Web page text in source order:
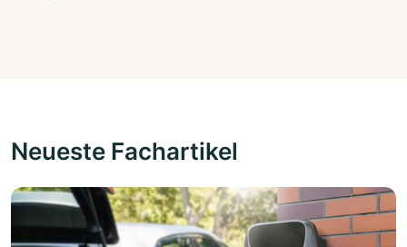
Neueste Fachartikel